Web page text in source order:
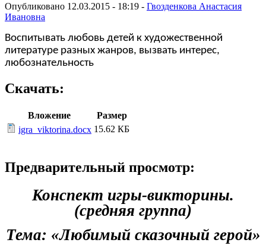
Опубликовано 12.03.2015 - 18:19 - Гвозденкова Анастасия
Ивановна
Воспитывать любовь детей к художественной
литературе разных жанров, вызвать интерес,
любознательность
Скачать:
Вложение
Размер
igra_viktorina.docx 15.62 КБ
Предварительный просмотр:
Конспект игры-викторины.
(средняя группа)
Тема: «Любимый сказочный герой»